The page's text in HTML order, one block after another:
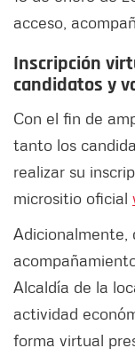
acceso,
Inscripción
candidatos y
Con el fin de
tanto los
realizar su
micrositio oficial
Adicionalmente,
Alcaldía de la
actividad
forma virtual